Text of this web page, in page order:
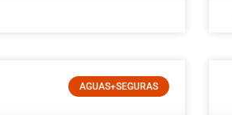
AGUAS+SEGURAS